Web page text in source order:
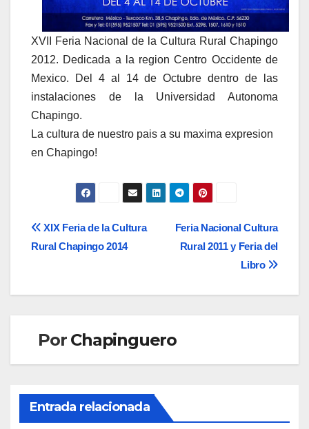
XVII Feria Nacional de la Cultura Rural Chapingo
2012. Dedicada a la region Centro Occidente de
Mexico. Del 4 al 14 de Octubre dentro de las
instalaciones de la Universidad Autonoma
Chapingo.
La cultura de nuestro pais a su maxima expresion
en Chapingo!
Navegación
entradas
Feria Nacional Cultura
Rural 2011 y Feria del
Libro
XIX Feria de la Cultura
Rural Chapingo 2014
Por Chapinguero
Entrada relacionada